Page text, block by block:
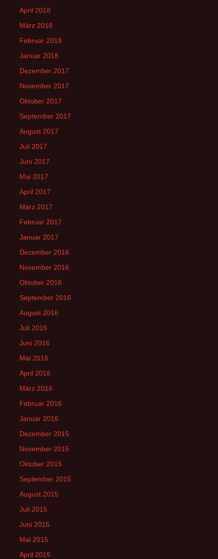
April 2018
März 2018
Februar 2018
Januar 2018
Dezember 2017
November 2017
Oktober 2017
September 2017
August 2017
Juli 2017
Juni 2017
Mai 2017
April 2017
März 2017
Februar 2017
Januar 2017
Dezember 2016
November 2016
Oktober 2016
September 2016
August 2016
Juli 2016
Juni 2016
Mai 2016
April 2016
März 2016
Februar 2016
Januar 2016
Dezember 2015
November 2015
Oktober 2015
September 2015
August 2015
Juli 2015
Juni 2015
Mai 2015
April 2015